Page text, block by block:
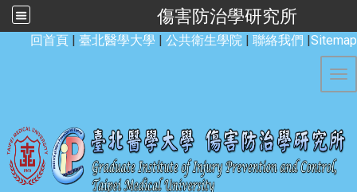
傷害防治學研究所
回首頁 | 臺北醫學大學 | 公共衛生學院 | 聯絡我們 |Sitemap